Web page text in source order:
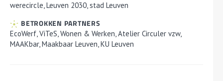
werecircle, Leuven 2030, stad Leuven
BETROKKEN PARTNERS
EcoWerf, ViTeS, Wonen & Werken, Atelier Circuler vzw,
MAAKbar, Maakbaar Leuven, KU Leuven